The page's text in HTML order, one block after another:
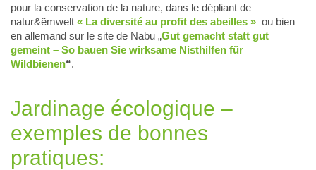
pour la conservation de la nature, dans le dépliant de
natur&ëmwelt « La diversité au profit des abeilles » ou bien
en allemand sur le site de Nabu „Gut gemacht statt gut
gemeint – So bauen Sie wirksame Nisthilfen für
Wildbienen“.
Jardinage écologique –
exemples de bonnes
pratiques: